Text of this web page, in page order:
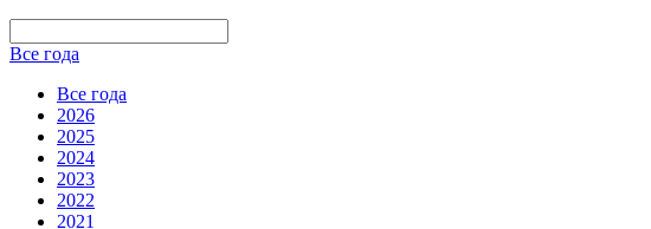
Все года
Все года
2026
2025
2024
2023
2022
2021